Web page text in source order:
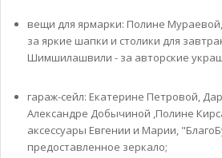
вещи для ярмарки: Полине
за яркие шапки и столики для
Шимшилашвили - за авторские
гараж-сейл: Екатерине Петровой,
Александре Добычиной ,Полине
аксессуары Евгении и Марии,
предоставленное зеркало;